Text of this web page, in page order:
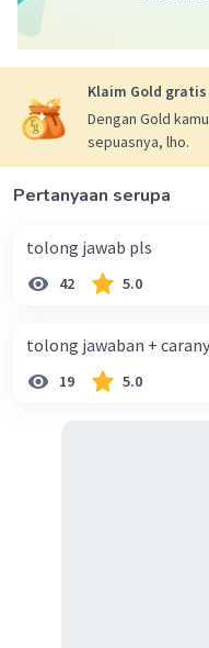
Klaim Gold
Dengan Gold
sepuasnya, lho.
Pertanyaan serupa
tolong jawab pls
42 5.0
tolong jawaban +
19 5.0